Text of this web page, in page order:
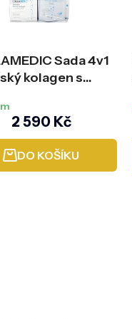
Sada 4v1
kolagen s
2 590 Kč
DO KOŠÍKU